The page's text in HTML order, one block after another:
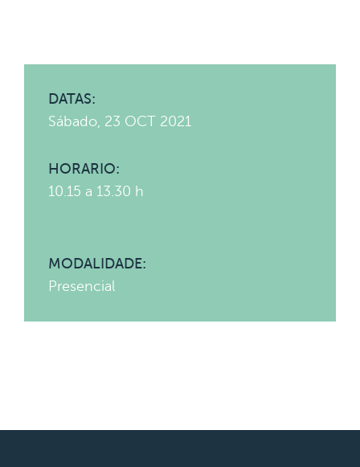
DATAS:
Sábado, 23 OCT 2021
HORARIO:
10.15 a 13.30 h
MODALIDADE:
Presencial